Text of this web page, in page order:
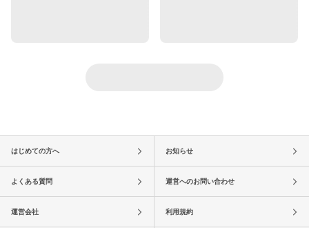
はじめての方へ お知らせ
よくある質問 運営へのお問い合わせ
運営会社 利用規約